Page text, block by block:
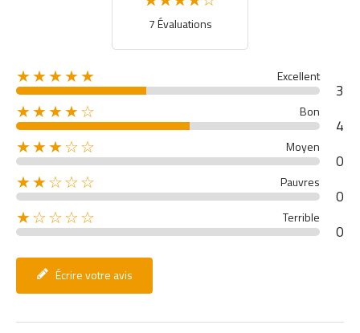
7 Évaluations
★★★★★ Excellent
3
★★★★☆ Bon
4
★★★☆☆ Moyen
0
★★☆☆☆ Pauvres
0
★☆☆☆☆ Terrible
0
Écrire votre avis